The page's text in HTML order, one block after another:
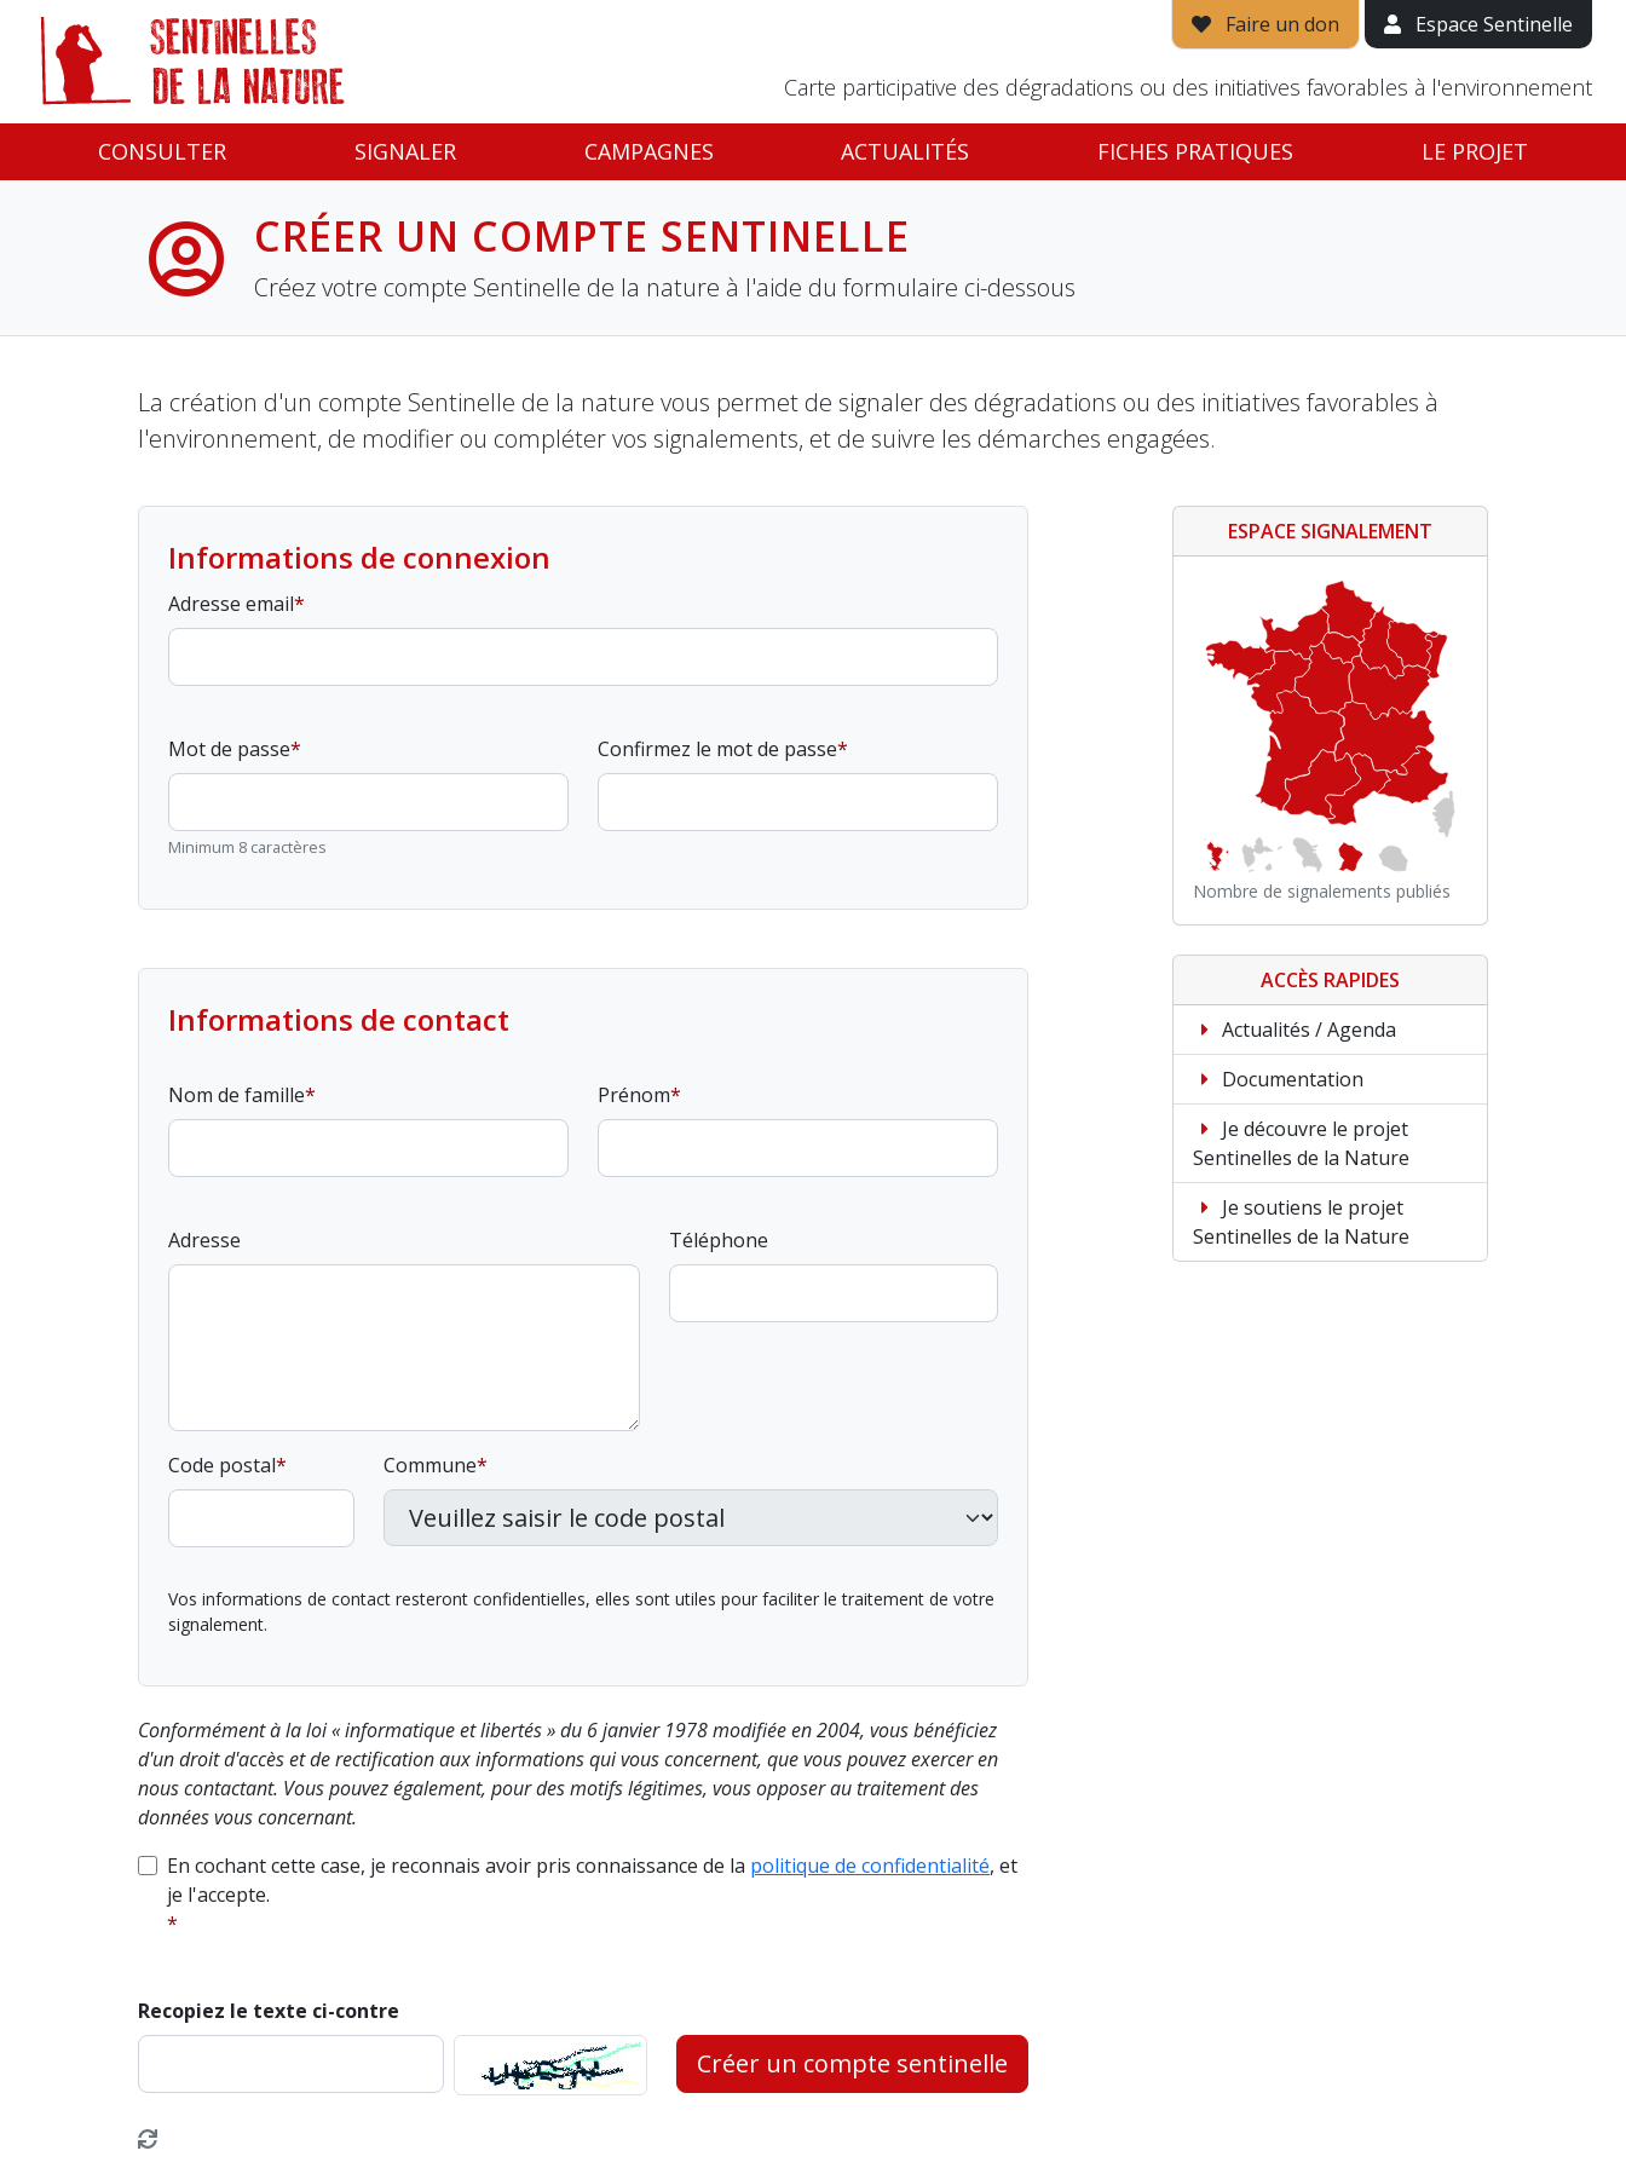
Faire un don Espace Sentinelle
Carte participative des dégradations ou des initiatives favorables à l'environnement
CONSULTER SIGNALER CAMPAGNES ACTUALITÉS FICHES PRATIQUES LE PROJET
CRÉER UN COMPTE SENTINELLE
Créez votre compte Sentinelle de la nature à l'aide du formulaire ci-dessous
La création d'un compte Sentinelle de la nature vous permet de signaler des dégradations ou des initiatives favorables à
l'environnement, de modifier ou compléter vos signalements, et de suivre les démarches engagées.
Informations de connexion
Adresse email
Mot de passe
Minimum 8 caractères
Confirmez le mot de passe
Informations de contact
Nom de famille Prénom
Adresse Téléphone
Code postal Commune
Vos informations de contact resteront confidentielles, elles sont utiles pour faciliter le traitement de votre
signalement.
Conformément à la loi « informatique et libertés » du 6 janvier 1978 modifiée en 2004, vous bénéficiez
d'un droit d'accès et de rectification aux informations qui vous concernent, que vous pouvez exercer en
nous contactant. Vous pouvez également, pour des motifs légitimes, vous opposer au traitement des
données vous concernant.
En cochant cette case, je reconnais avoir pris connaissance de la politique de confidentialité, et
je l'accepte.
Recopiez le texte ci-contre
Créer un compte sentinelle
ESPACE SIGNALEMENT
Nombre de signalements publiés
ACCÈS RAPIDES
Actualités / Agenda
Documentation
Je découvre le projet
Sentinelles de la Nature
Je soutiens le projet
Sentinelles de la Nature
Panneau de gestion des cookies